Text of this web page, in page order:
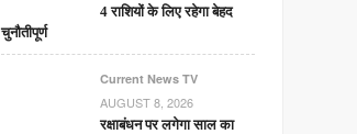
4 राशियों के लिए रहेगा बेहद
चुनौतीपूर्ण
Current News TV
AUGUST 8, 2026
रक्षाबंधन पर लगेगा साल का